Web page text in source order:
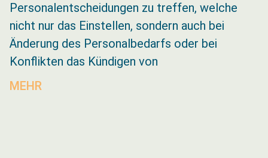
Personalentscheidungen zu treffen, welche
nicht nur das Einstellen, sondern auch bei
Änderung des Personalbedarfs oder bei
Konflikten das Kündigen von
MEHR